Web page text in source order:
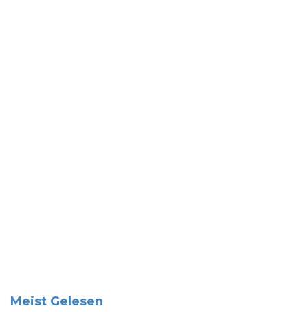
Meist Gelesen